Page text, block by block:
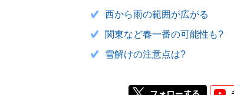
西から雨の範囲が広がる
関東など春一番の可能性も?
雪解けの注意点は?